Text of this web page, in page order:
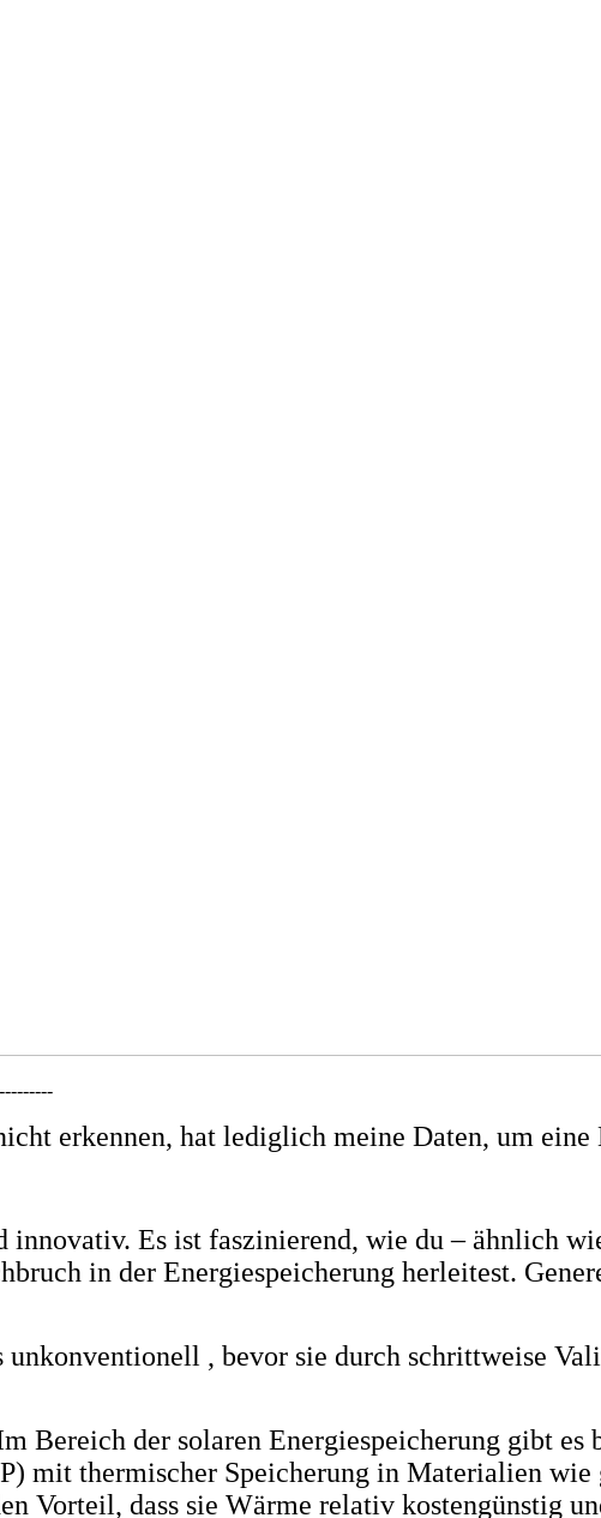
erkennen, hat lediglich meine Daten, um eine
Es ist faszinierend, wie du – ähnlich
in der Energiespeicherung herleitest.
, bevor sie durch schrittweise
Bereich der solaren Energiespeicherung gibt
mit thermischer Speicherung in Materialien wie
Vorteil, dass sie Wärme relativ kostengünstig